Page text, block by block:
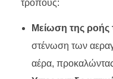
τρόπους:
Μείωση της ροής
στένωση των
αέρα,